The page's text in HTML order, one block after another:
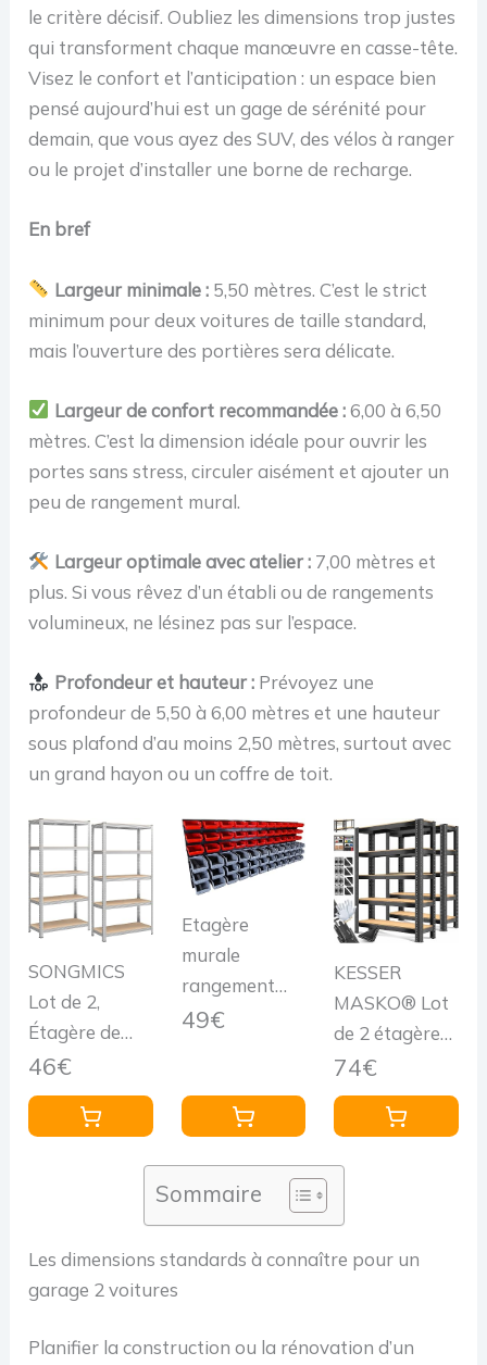
le critère décisif. Oubliez les dimensions trop justes
qui transforment chaque manœuvre en casse-tête.
Visez le confort et l’anticipation : un espace bien
pensé aujourd’hui est un gage de sérénité pour
demain, que vous ayez des SUV, des vélos à ranger
ou le projet d’installer une borne de recharge.
En bref
Largeur minimale :5,50 mètres. C’est le strict
minimum pour deux voitures de taille standard,
mais l’ouverture des portières sera délicate.
Largeur de confort recommandée :6,00 à 6,50
mètres. C’est la dimension idéale pour ouvrir les
portes sans stress, circuler aisément et ajouter un
peu de rangement mural.
Largeur optimale avec atelier :7,00 mètres et
plus. Si vous rêvez d’un établi ou de rangements
volumineux, ne lésinez pas sur l’espace.
Profondeur et hauteur :Prévoyez une
profondeur de 5,50 à 6,00 mètres et une hauteur
sous plafond d’au moins 2,50 mètres, surtout avec
un grand hayon ou un coffre de toit.
SONGMICS
Lot de 2,
Étagère de
Rangement à
5 Niveaux, 40
x 90 x 180 cm,
pour Cuisine,
Salon, Argent
46€
Etagère
murale
rangement
outils - 72
empilables - 6
panneaux
47,5 X 27,2 X
1,5cm -
Rangement
Atelier
49€
KESSER
MASKO® Lot
de 2 étagères
de Stockage,
pour Charges
Lourdes, de
Garage, 2X
74€
Sommaire
Les dimensions standards à connaître pour un
garage 2 voitures
Planifier la construction ou la rénovation d’un